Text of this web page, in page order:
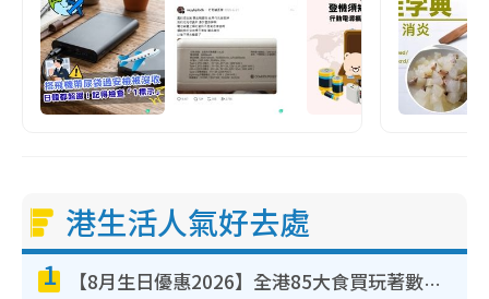
港生活人氣好去處
1 【8月生日優惠2026】全港85大食買玩著數攻略 自助餐/火鍋放題同行免費＋誠品/DONKI送現金券